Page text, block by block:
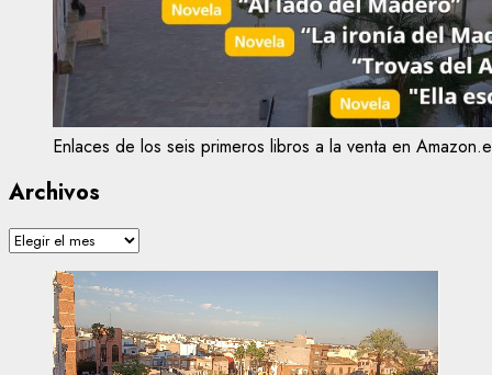
Enlaces de los seis primeros libros a la venta en
Archivos
Archivos